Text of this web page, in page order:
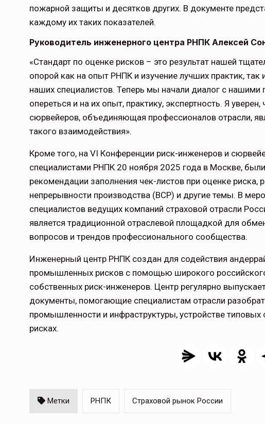
пожарной защиты и десятков других. В документе
каждому их таких показателей.
Руководитель инженерного центра РНПК Алексей
«Стандарт по оценке рисков – это результат нашей
опорой как на опыт РНПК и изучение лучших практик,
наших специалистов. Теперь мы начали диалог с нашими
опереться и на их опыт, практику, экспертность. Я
сюрвейеров, объединяющая профессионалов отрасли,
такого взаимодействия».
Кроме того, на VI Конференции риск-инженеров и
специалистами РНПК 20 ноября 2025 года в Москве,
рекомендации заполнения чек-листов при оценке
непрерывности производства (BCP) и другие темы. В
специалистов ведущих компаний страховой отрасли
является традиционной отраслевой площадкой для
вопросов и трендов профессионального сообщества.
Инженерный центр РНПК создан для содействия
промышленных рисков с помощью широкого
собственных риск-инженеров. Центр регулярно
документы, помогающие специалистам отрасли
промышленности и инфраструктуры, устройстве
рисках.
Метки РНПК Страховой рынок России